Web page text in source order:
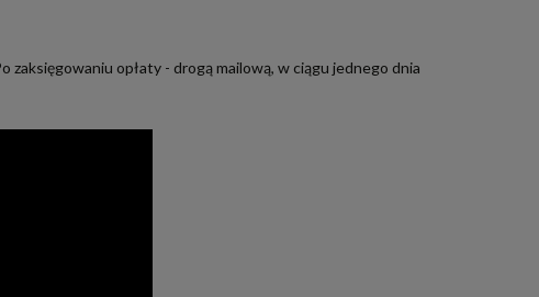
zaksięgowaniu opłaty - drogą mailową, w ciągu jednego dnia